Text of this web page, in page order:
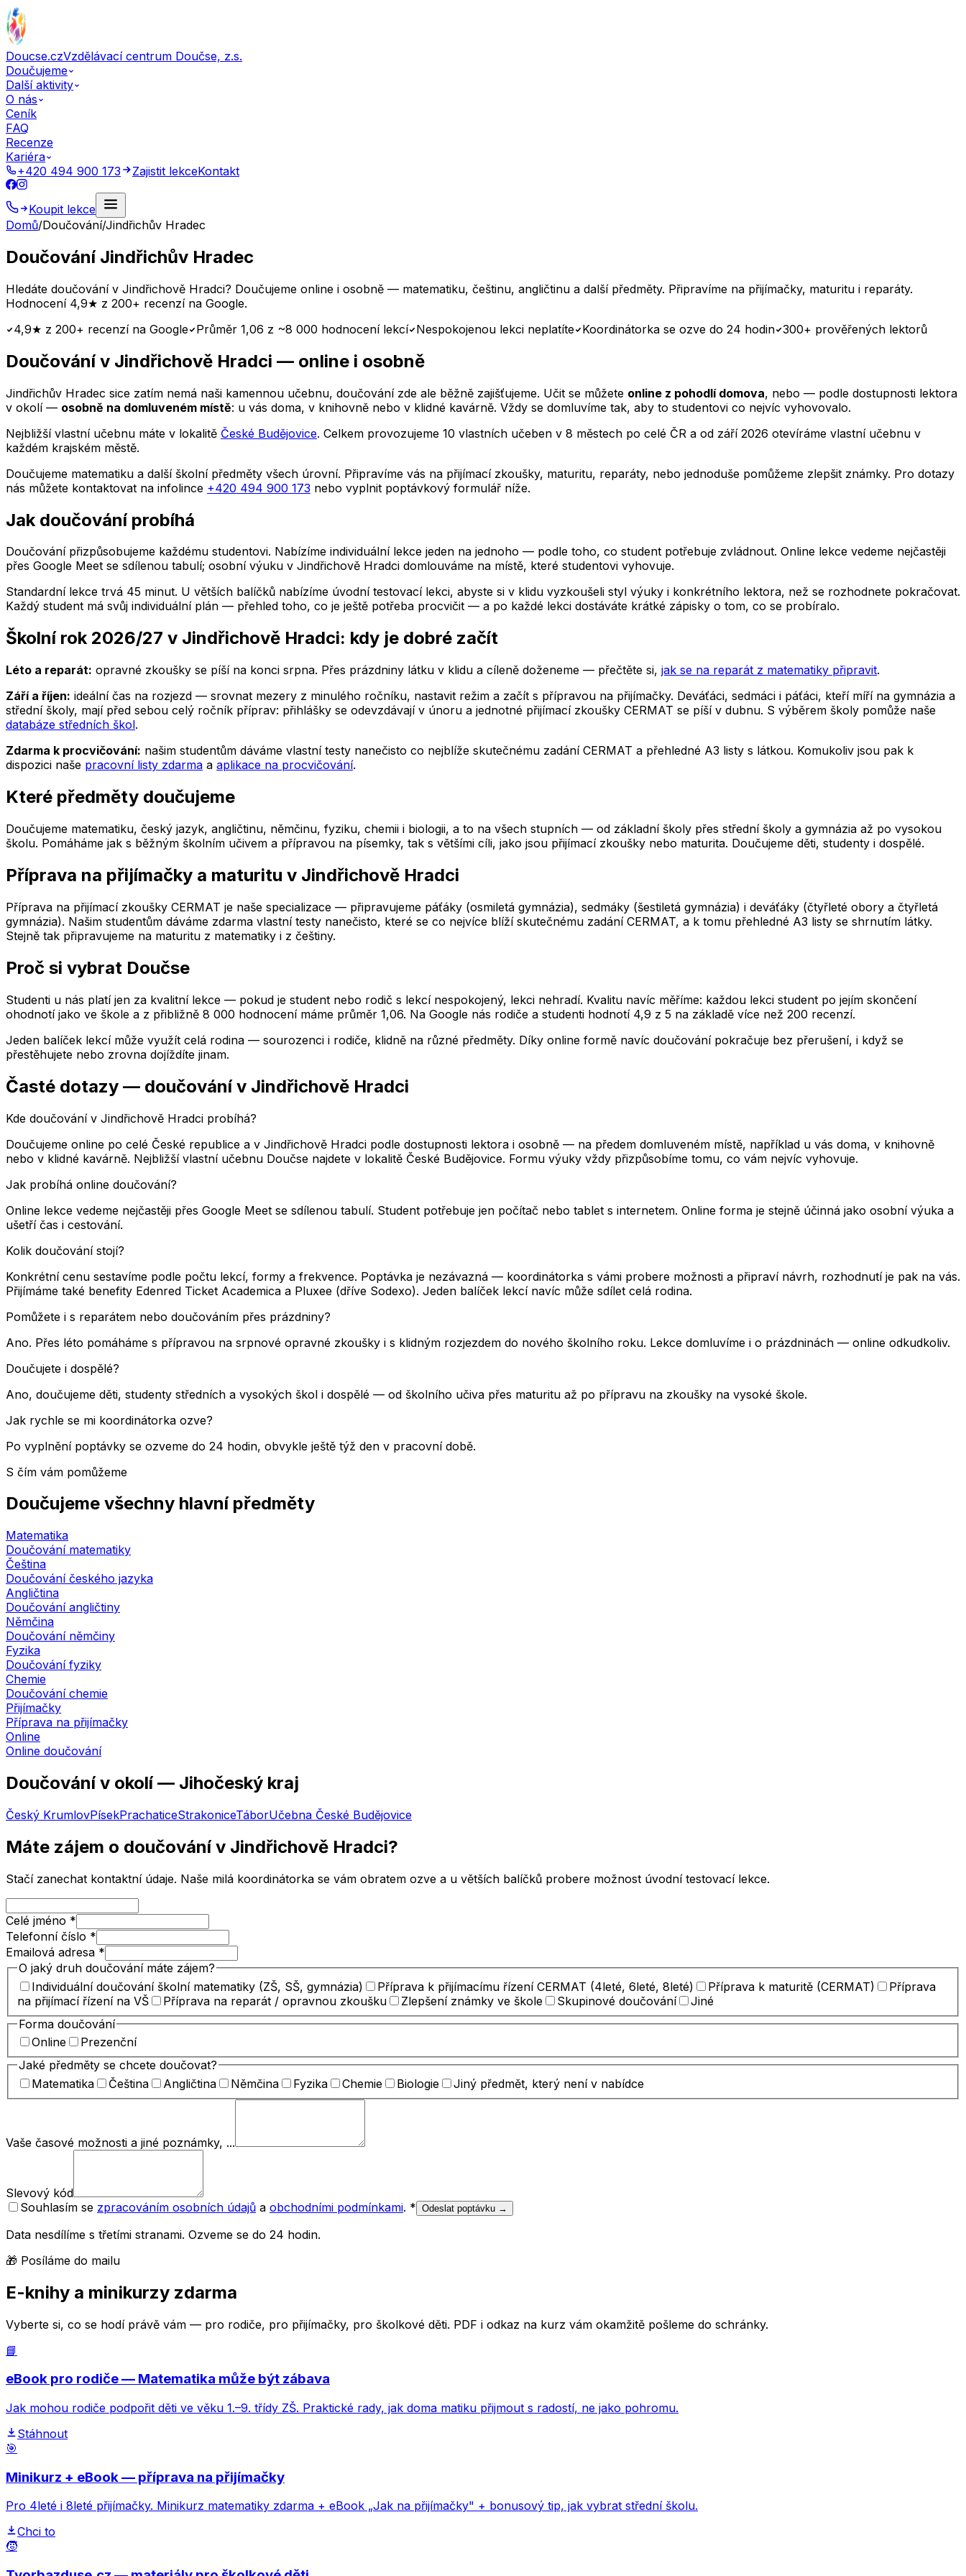
Doucse.czVzdělávací centrum Doučse, z.s.
Doučujeme
Další aktivity
O nás
Ceník
FAQ
Recenze
Kariéra
+420 494 900 173
Zajistit lekceKontakt
Koupit lekce
Domů/Doučování/Jindřichův Hradec
Doučování Jindřichův Hradec
Hledáte doučování v Jindřichově Hradci? Doučujeme online i osobně — matematiku, češtinu, angličtinu a další předměty. Připravíme na přijímačky, maturitu i reparáty.
Hodnocení 4,9★ z 200+ recenzí na Google.
4,9★ z 200+ recenzí na Google Průměr 1,06 z ~8 000 hodnocení lekcí Nespokojenou lekci neplatíte Koordinátorka se ozve do 24 hodin 300+ prověřených lektorů
Doučovánív Jindřichově Hradci — online i osobně
Jindřichův Hradec sice zatím nemá naši kamennou učebnu, doučování zde ale běžně zajišťujeme. Učit se můžete online z pohodlí domova, nebo — podle dostupnosti lektora
v okolí — osobně na domluveném místě: u vás doma, v knihovně nebo v klidné kavárně. Vždy se domluvíme tak, aby to studentovi co nejvíc vyhovovalo.
Nejbližší vlastní učebnu máte v lokalitě České Budějovice. Celkem provozujeme 10 vlastních učeben v 8 městech po celé ČR a od září 2026 otevíráme vlastní učebnu v
každém krajském městě.
Doučujeme matematiku a další školní předměty všech úrovní. Připravíme vás na přijímací zkoušky, maturitu, reparáty, nebo jednoduše pomůžeme zlepšit známky. Pro dotazy
nás můžete kontaktovat na infolince +420 494 900 173 nebo vyplnit poptávkový formulář níže.
Jak doučování probíhá
Doučování přizpůsobujeme každému studentovi. Nabízíme individuální lekce jeden na jednoho — podle toho, co student potřebuje zvládnout. Online lekce vedeme nejčastěji
přes Google Meet se sdílenou tabulí; osobní výuku v Jindřichově Hradci domlouváme na místě, které studentovi vyhovuje.
Standardní lekce trvá 45 minut. U větších balíčků nabízíme úvodní testovací lekci, abyste si v klidu vyzkoušeli styl výuky i konkrétního lektora, než se rozhodnete pokračovat.
Každý student má svůj individuální plán — přehled toho, co je ještě potřeba procvičit — a po každé lekci dostáváte krátké zápisky o tom, co se probíralo.
Školní rok 2026/27 v Jindřichově Hradci: kdy je dobré začít
Léto a reparát: opravné zkoušky se píší na konci srpna. Přes prázdniny látku v klidu a cíleně doženeme — přečtěte si, jak se na reparát z matematiky připravit.
Září a říjen: ideální čas na rozjezd — srovnat mezery z minulého ročníku, nastavit režim a začít s přípravou na přijímačky. Deváťáci, sedmáci i páťáci, kteří míří na gymnázia a
střední školy, mají před sebou celý ročník příprav: přihlášky se odevzdávají v únoru a jednotné přijímací zkoušky CERMAT se píší v dubnu. S výběrem školy pomůže naše
databáze středních škol.
Zdarma k procvičování: našim studentům dáváme vlastní testy nanečisto co nejblíže skutečnému zadání CERMAT a přehledné A3 listy s látkou. Komukoliv jsou pak k
dispozici naše pracovní listy zdarma a aplikace na procvičování.
Které předměty doučujeme
Doučujeme matematiku, český jazyk, angličtinu, němčinu, fyziku, chemii i biologii, a to na všech stupních — od základní školy přes střední školy a gymnázia až po vysokou
školu. Pomáháme jak s běžným školním učivem a přípravou na písemky, tak s většími cíli, jako jsou přijímací zkoušky nebo maturita. Doučujeme děti, studenty i dospělé.
Příprava na přijímačky a maturitu v Jindřichově Hradci
Příprava na přijímací zkoušky CERMAT je naše specializace — připravujeme páťáky (osmiletá gymnázia), sedmáky (šestiletá gymnázia) i deváťáky (čtyřleté obory a čtyřletá
gymnázia). Našim studentům dáváme zdarma vlastní testy nanečisto, které se co nejvíce blíží skutečnému zadání CERMAT, a k tomu přehledné A3 listy se shrnutím látky.
Stejně tak připravujeme na maturitu z matematiky i z češtiny.
Proč si vybrat Doučse
Studenti u nás platí jen za kvalitní lekce — pokud je student nebo rodič s lekcí nespokojený, lekci nehradí. Kvalitu navíc měříme: každou lekci student po jejím skončení
ohodnotí jako ve škole a z přibližně 8 000 hodnocení máme průměr 1,06. Na Google nás rodiče a studenti hodnotí 4,9 z 5 na základě více než 200 recenzí.
Jeden balíček lekcí může využít celá rodina — sourozenci i rodiče, klidně na různé předměty. Díky online formě navíc doučování pokračuje bez přerušení, i když se
přestěhujete nebo zrovna dojíždíte jinam.
Časté dotazy — doučovánív Jindřichově Hradci
Kde doučování v Jindřichově Hradci probíhá?
Doučujeme online po celé České republice a v Jindřichově Hradci podle dostupnosti lektora i osobně — na předem domluveném místě, například u vás doma, v knihovně
nebo v klidné kavárně. Nejbližší vlastní učebnu Doučse najdete v lokalitě České Budějovice. Formu výuky vždy přizpůsobíme tomu, co vám nejvíc vyhovuje.
Jak probíhá online doučování?
Online lekce vedeme nejčastěji přes Google Meet se sdílenou tabulí. Student potřebuje jen počítač nebo tablet s internetem. Online forma je stejně účinná jako osobní výuka a
ušetří čas i cestování.
Kolik doučování stojí?
Konkrétní cenu sestavíme podle počtu lekcí, formy a frekvence. Poptávka je nezávazná — koordinátorka s vámi probere možnosti a připraví návrh, rozhodnutí je pak na vás.
Přijímáme také benefity Edenred Ticket Academica a Pluxee (dříve Sodexo). Jeden balíček lekcí navíc může sdílet celá rodina.
Pomůžete i s reparátem nebo doučováním přes prázdniny?
Ano. Přes léto pomáháme s přípravou na srpnové opravné zkoušky i s klidným rozjezdem do nového školního roku. Lekce domluvíme i o prázdninách — online odkudkoliv.
Doučujete i dospělé?
Ano, doučujeme děti, studenty středních a vysokých škol i dospělé — od školního učiva přes maturitu až po přípravu na zkoušky na vysoké škole.
Jak rychle se mi koordinátorka ozve?
Po vyplnění poptávky se ozveme do 24 hodin, obvykle ještě týž den v pracovní době.
S čím vám pomůžeme
Doučujeme všechny hlavní předměty
Matematika
Doučování matematiky
Čeština
Doučování českého jazyka
Angličtina
Doučování angličtiny
Němčina
Doučování němčiny
Fyzika
Doučování fyziky
Chemie
Doučování chemie
Přijímačky
Příprava na přijímačky
Online
Online doučování
Doučování v okolí — Jihočeský kraj
Český KrumlovPísekPrachaticeStrakoniceTáborUčebna České Budějovice
Máte zájem o doučovánív Jindřichově Hradci?
Stačí zanechat kontaktní údaje. Naše milá koordinátorka se vám obratem ozve a u větších balíčků probere možnost úvodní testovací lekce.
Celé jméno *
Telefonní číslo *
Emailová adresa *
O jaký druh doučování máte zájem?
Individuální doučování školní matematiky (ZŠ, SŠ, gymnázia)
Příprava k přijímacímu řízení CERMAT (4leté, 6leté, 8leté) Příprava k maturitě (CERMAT)
Příprava
na přijímací řízení na VŠ
Příprava na reparát / opravnou zkoušku Zlepšení známky ve škole Skupinové doučování
Jiné
Forma doučování
Online
Prezenční
Jaké předměty se chcete doučovat?
Matematika
Čeština Angličtina Němčina Fyzika Chemie Biologie Jiný předmět, který není v nabídce
Vaše časové možnosti a jiné poznámky, ...
Slevový kód
Souhlasím se zpracováním osobních údajů a obchodními podmínkami. * Odeslat poptávku →
Data nesdílíme s třetími stranami. Ozveme se do 24 hodin.
🎁 Posíláme do mailu
E-knihy a minikurzy zdarma
Vyberte si, co se hodí právě vám — pro rodiče, pro přijímačky, pro školkové děti. PDF i odkaz na kurz vám okamžitě pošleme do schránky.
📘
eBook pro rodiče — Matematika může být zábava
Jak mohou rodiče podpořit děti ve věku 1.–9. třídy ZŠ. Praktické rady, jak doma matiku přijmout s radostí, ne jako pohromu.
Stáhnout
🎯
Minikurz + eBook — příprava na přijímačky
Pro 4leté i 8leté přijímačky. Minikurz matematiky zdarma + eBook „Jak na přijímačky" + bonusový tip, jak vybrat střední školu.
Chci to
🧒